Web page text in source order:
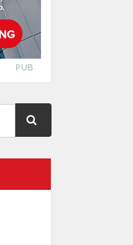
PUB